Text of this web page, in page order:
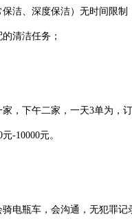
洁、深度保洁）无时间限制
清洁任务；
，下午二家，一天3单为，
-10000元。
电瓶车，会沟通，无犯罪记